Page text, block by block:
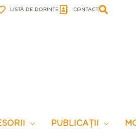
LISTĂ DE DORINȚE CONTACT
PUBLICAȚII